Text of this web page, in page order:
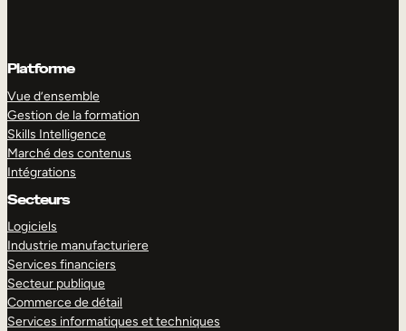
Platforme
Vue d’ensemble
Gestion de la formation
Skills Intelligence
Marché des contenus
Intégrations
Secteurs
Logiciels
Industrie manufacturiere
Services financiers
Secteur publique
Commerce de détail
Services informatiques et techniques